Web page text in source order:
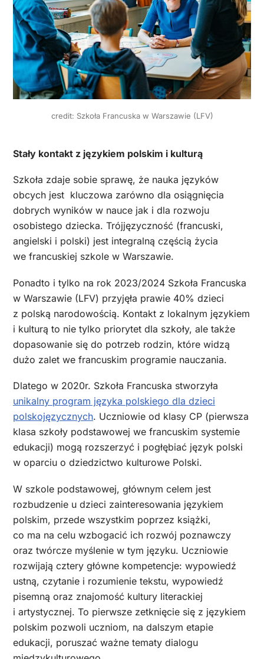
credit: Szkoła Francuska w Warszawie (LFV)
Stały kontakt z językiem polskim i kulturą
Szkoła zdaje sobie sprawę, że nauka języków
obcych jest kluczowa zarówno dla osiągnięcia
dobrych wyników w nauce jak i dla rozwoju
osobistego dziecka. Trójjęzyczność (francuski,
angielski i polski) jest integralną częścią życia
we francuskiej szkole w Warszawie.
Ponadto i tylko na rok 2023/2024 Szkoła Francuska
w Warszawie (LFV) przyjęła prawie 40% dzieci
z polską narodowością. Kontakt z lokalnym językiem
i kulturą to nie tylko priorytet dla szkoły, ale także
dopasowanie się do potrzeb rodzin, które widzą
dużo zalet we francuskim programie nauczania.
Dlatego w 2020r. Szkoła Francuska stworzyła
unikalny program języka polskiego dla dzieci
polskojęzycznych. Uczniowie od klasy CP (pierwsza
klasa szkoły podstawowej we francuskim systemie
edukacji) mogą rozszerzyć i pogłębiać język polski
w oparciu o dziedzictwo kulturowe Polski.
W szkole podstawowej, głównym celem jest
rozbudzenie u dzieci zainteresowania językiem
polskim, przede wszystkim poprzez książki,
co ma na celu wzbogacić ich rozwój poznawczy
oraz twórcze myślenie w tym języku. Uczniowie
rozwijają cztery główne kompetencje: wypowiedź
ustną, czytanie i rozumienie tekstu, wypowiedź
pisemną oraz znajomość kultury literackiej
i artystycznej. To pierwsze zetknięcie się z językiem
polskim pozwoli uczniom, na dalszym etapie
edukacji, poruszać ważne tematy dialogu